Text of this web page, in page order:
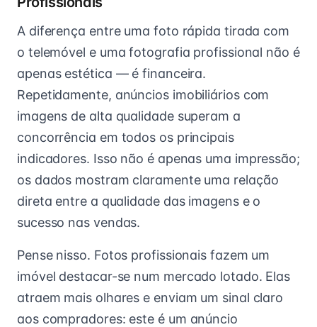
A diferença entre uma foto rápida tirada com
o telemóvel e uma fotografia profissional não é
apenas estética — é financeira.
Repetidamente, anúncios imobiliários com
imagens de alta qualidade superam a
concorrência em todos os principais
indicadores. Isso não é apenas uma impressão;
os dados mostram claramente uma relação
direta entre a qualidade das imagens e o
sucesso nas vendas.
Pense nisso. Fotos profissionais fazem um
imóvel destacar-se num mercado lotado. Elas
atraem mais olhares e enviam um sinal claro
aos compradores: este é um anúncio